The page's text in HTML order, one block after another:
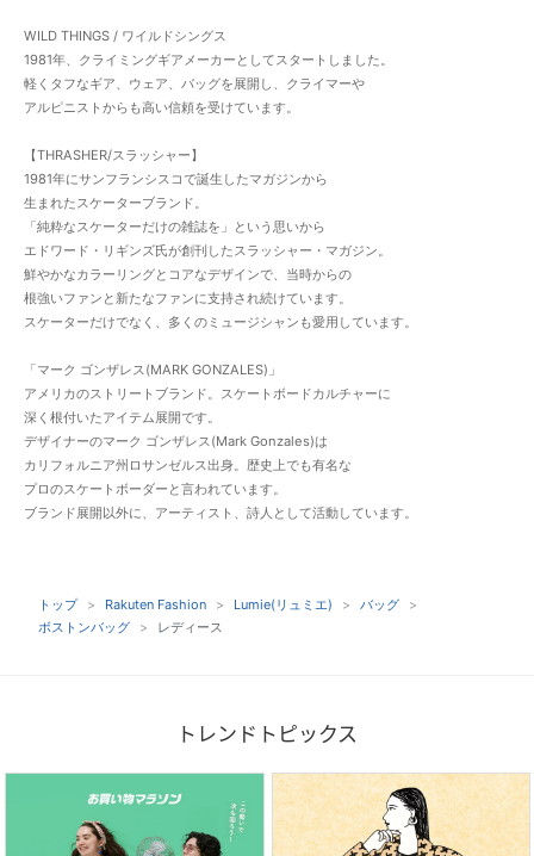
WILD THINGS / ワイルドシングス
1981年、クライミングギアメーカーとしてスタートしました。
軽くタフなギア、ウェア、バッグを展開し、クライマーや
アルピニストからも高い信頼を受けています。
【THRASHER/スラッシャー】
1981年にサンフランシスコで誕生したマガジンから
生まれたスケーターブランド。
「純粋なスケーターだけの雑誌を」という思いから
エドワード・リギンズ氏が創刊したスラッシャー・マガジン。
鮮やかなカラーリングとコアなデザインで、当時からの
根強いファンと新たなファンに支持され続けています。
スケーターだけでなく、多くのミュージシャンも愛用しています。
「マーク ゴンザレス(MARK GONZALES)」
アメリカのストリートブランド。スケートボードカルチャーに
深く根付いたアイテム展開です。
デザイナーのマーク ゴンザレス(Mark Gonzales)は
カリフォルニア州ロサンゼルス出身。歴史上でも有名な
プロのスケートボーダーと言われています。
ブランド展開以外に、アーティスト、詩人として活動しています。
トップ Rakuten Fashion Lumie(リュミエ)
バッグ
ボストンバッグ
レディース
トレンドトピックス